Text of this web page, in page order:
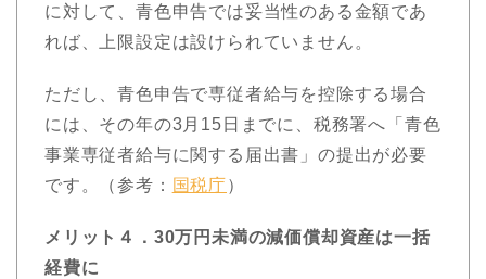
に対して、青色申告では妥当性のある金額であ
れば、上限設定は設けられていません。
ただし、青色申告で専従者給与を控除する場合
には、その年の3月15日までに、税務署へ「青色
事業専従者給与に関する届出書」の提出が必要
です。（参考： 国税庁）
メリット４．30万円未満の減価償却資産は一括
経費に